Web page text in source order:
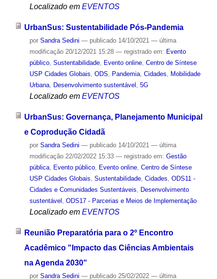
Localizado em EVENTOS
UrbanSus: Sustentabilidade Pós-Pandemia
por Sandra Sedini — publicado14/10/2021 — última
modificação20/12/2021 15:28 — registrado em: Evento
público, Sustentabilidade, Evento online, Centro de Síntese
USP Cidades Globais, ODS, Pandemia, Cidades, Mobilidade
Urbana, Desenvolvimento sustentável , 5G
Localizado em EVENTOS
UrbanSus: Governança, Planejamento Municipal
e Coprodução Cidadã
por Sandra Sedini — publicado14/10/2021 — última
modificação22/02/2022 15:33 — registrado em: Gestão
pública, Evento público, Evento online, Centro de Síntese
USP Cidades Globais Sustentabilidade, Cidades ODS11 -
Cidades e Comunidades Sustentáveis
Desenvolvimento
sustentável
ODS17 - Parcerias e Meios de Implementação
Localizado em EVENTOS
Reunião Preparatória para o 2º Encontro
Acadêmico "Impacto das Ciências Ambientais
na Agenda 2030"
por Sandra Sedini — publicado25/02/2022 — última